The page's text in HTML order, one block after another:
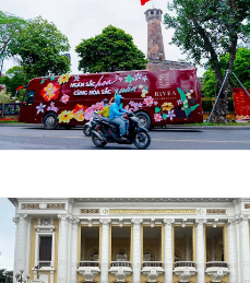
CÁO DỰ ÁN BĐS RIVEA
RESIDENCES DỊP 8/3 CHO TẬP
ĐOÀN TÂN Á ĐẠI THÀNH
DỰ ÁN QUẢNG CÁO
ROADSHOW CAO CẤP CỦA